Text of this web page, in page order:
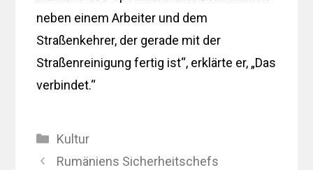
neben einem Arbeiter und dem
Straßenkehrer, der gerade mit der
Straßenreinigung fertig ist“, erklärte er, „Das
verbindet.“
Kategorien
Kultur
Rumäniens Sicherheitschefs